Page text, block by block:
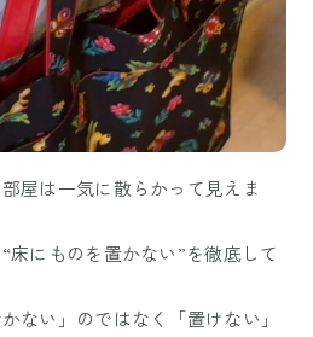
屋は一気に散らかって見えま
床にものを置かない”を徹底して
ない」のではなく「置けない」